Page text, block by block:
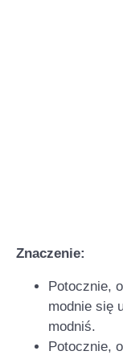
Znaczenie:
Potocznie,
modnie się
modniś.
Potocznie,